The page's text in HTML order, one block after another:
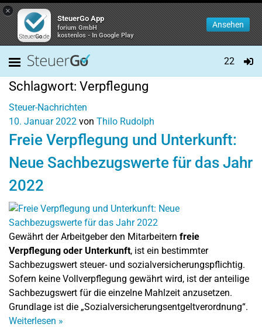
×
SteuerGo App
forium GmbH
kostenlos - In Google Play
Ansehen
22
Schlagwort: Verpflegung
Steuer-Nachrichten
10. Januar 2022 von Thilo Rudolph
Freie Verpflegung und Unterkunft:
Neue Sachbezugswerte für das Jahr
2022
Gewährt der Arbeitgeber den Mitarbeitern freie
Verpflegung oder Unterkunft, ist ein bestimmter
Sachbezugswert steuer- und sozialversicherungspflichtig.
Sofern keine Vollverpflegung gewährt wird, ist der anteilige
Sachbezugswert für die einzelne Mahlzeit anzusetzen.
Grundlage ist die „Sozialversicherungsentgeltverordnung“.
Weiterlesen »